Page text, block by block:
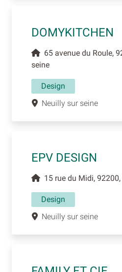
DOMYKITCHEN
65 avenue du Roule,
seine
Design
Neuilly sur seine
EPV DESIGN
15 rue du Midi,
Design
Neuilly sur seine